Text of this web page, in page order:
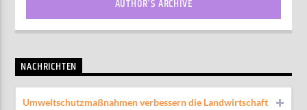
AUTHOR'S ARCHIVE
NACHRICHTEN
Umweltschutzmaßnahmen verbessern die Landwirtschaft